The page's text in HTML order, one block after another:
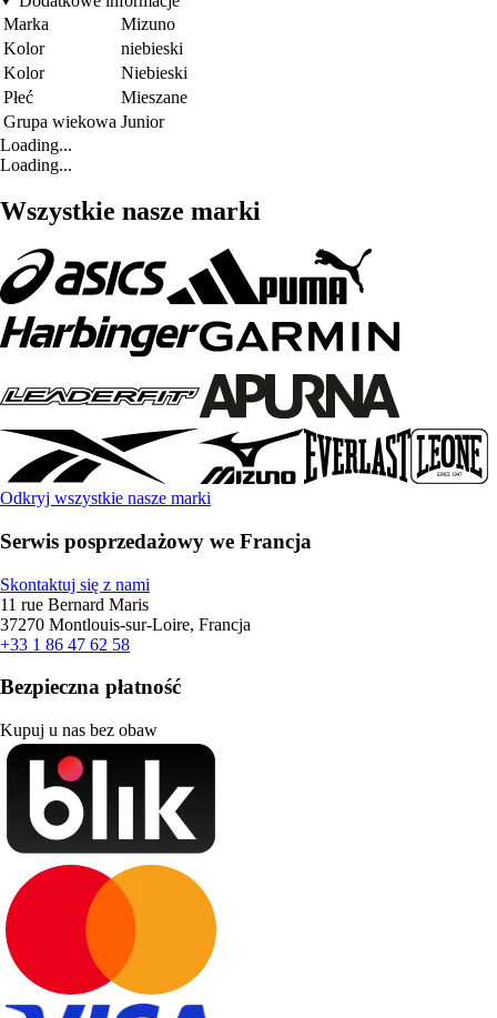
Marka
Mizuno
Kolor
niebieski
Kolor
Niebieski
Płeć
Mieszane
Grupa wiekowa Junior
Loading...
Loading...
Wszystkie nasze marki
Odkryj wszystkie nasze marki
Serwis posprzedażowy we Francja
Skontaktuj się z nami
11 rue Bernard Maris
37270 Montlouis-sur-Loire, Francja
+33 1 86 47 62 58
Bezpieczna płatność
Kupuj u nas bez obaw